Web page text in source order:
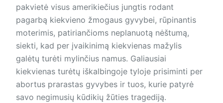
pakvietė visus amerikiečius jungtis rodant
pagarbą kiekvieno žmogaus gyvybei, rūpinantis
moterimis, patiriančioms neplanuotą nėštumą,
siekti, kad per įvaikinimą kiekvienas mažylis
galėtų turėti mylinčius namus. Galiausiai
kiekvienas turėtų iškalbingoje tyloje prisiminti per
abortus prarastas gyvybes ir tuos, kurie patyrė
savo negimusių kūdikių žūties tragediją.